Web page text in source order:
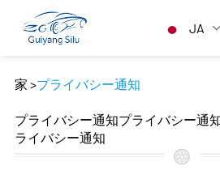
JA
家 >プライバシー通知
プライバシー通知プライバシー通
ライバシー通知